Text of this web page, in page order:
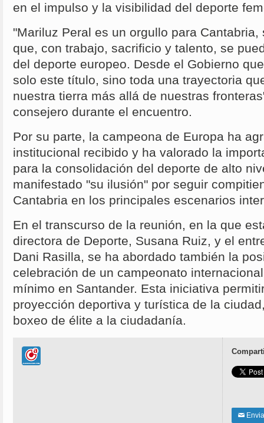
en el impulso y la visibilidad del deporte
"Mariluz Peral es un orgullo para
que, con trabajo, sacrificio y talento, se
del deporte europeo. Desde el Gobierno
solo este título, sino toda una trayectoria
nuestra tierra más allá de nuestras
consejero durante el encuentro.
Por su parte, la campeona de Europa ha
institucional recibido y ha valorado la
para la consolidación del deporte de alto
manifestado "su ilusión" por seguir
Cantabria en los principales escenarios
En el transcurso de la reunión, en la que
directora de Deporte, Susana Ruiz, y el
Dani Rasilla, se ha abordado también la
celebración de un campeonato
mínimo en Santander. Esta iniciativa
proyección deportiva y turística de la
boxeo de élite a la ciudadanía.
✉